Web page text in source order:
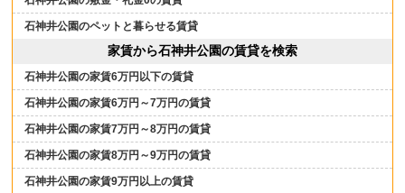
石神井公園のペットと暮らせる賃貸
家賃から石神井公園の賃貸を検索
石神井公園の家賃6万円以下の賃貸
石神井公園の家賃6万円～7万円の賃貸
石神井公園の家賃7万円～8万円の賃貸
石神井公園の家賃8万円～9万円の賃貸
石神井公園の家賃9万円以上の賃貸